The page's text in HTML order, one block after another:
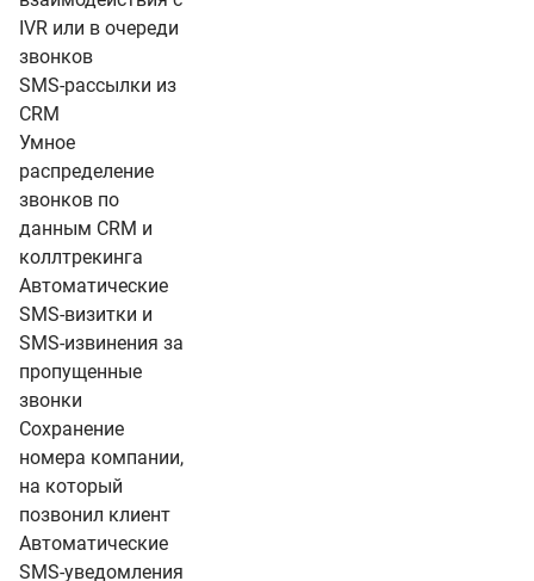
IVR или в очереди
звонков
SMS-рассылки из
CRM
Умное
распределение
звонков по
данным CRM и
коллтрекинга
Автоматические
SMS-визитки и
SMS-извинения за
пропущенные
звонки
Сохранение
номера компании,
на который
позвонил клиент
Автоматические
SMS-уведомления